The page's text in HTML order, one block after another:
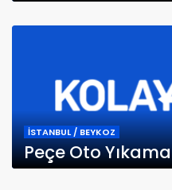
İSTANBUL / BEYKOZ
Peçe Oto Yıkama